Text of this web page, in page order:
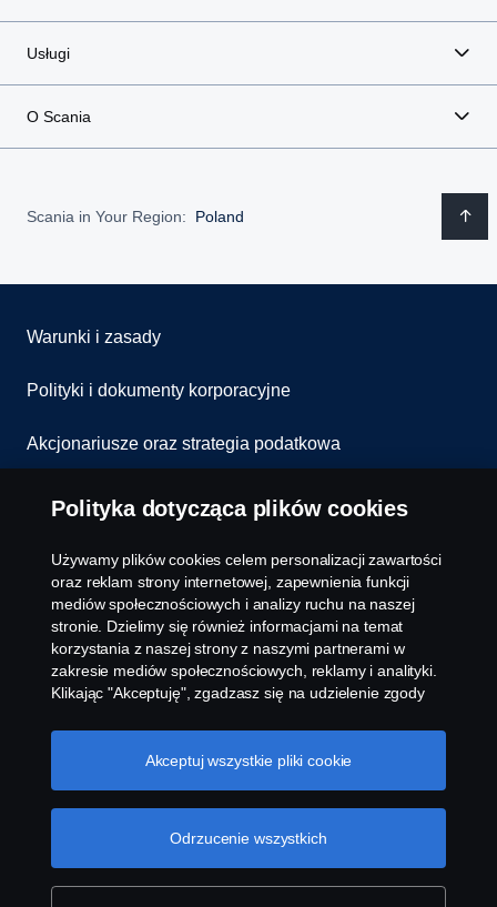
Usługi
O Scania
Scania in Your Region: Poland
Warunki i zasady
Polityki i dokumenty korporacyjne
Akcjonariusze oraz strategia podatkowa
Informowanie o nieprawidłowościach
Kontakt
Komunikaty
Ustawienie plików cookies
© Copyright Scania 2026 All rights reserved. Scania
Polska S.A. Al. Katowicka 316, 05-830 Nadarzyn,
Polska Tel: +48 22 356 01 00
Polityka dotycząca plików cookies
Używamy plików cookies celem personalizacji zawartości
oraz reklam strony internetowej, zapewnienia funkcji
mediów społecznościowych i analizy ruchu na naszej
stronie. Dzielimy się również informacjami na temat
korzystania z naszej strony z naszymi partnerami w
zakresie mediów społecznościowych, reklamy i analityki.
Klikając "Akceptuję", zgadzasz się na udzielenie zgody
się informacjami. Możesz również zarządzać swoimi
plikami cookies, klikając na "Ustawienia plików cookies" i
sekcję dotyczącą plików cookies, którą można znaleźć
klikając na link poniżej tego tekstu. Cookie policy
Odrzucenie wszystkich
Akceptuj wszystkie pliki cookie